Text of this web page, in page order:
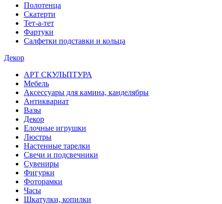
Полотенца
Скатерти
Тет-а-тет
Фартуки
Салфетки подставки и кольца
Декор
АРТ СКУЛЬПТУРА
Мебель
Аксессуары для камина, канделябры
Антиквариат
Вазы
Декор
Елочные игрушки
Люстры
Настенные тарелки
Свечи и подсвечники
Сувениры
Фигурки
Фоторамки
Часы
Шкатулки, копилки